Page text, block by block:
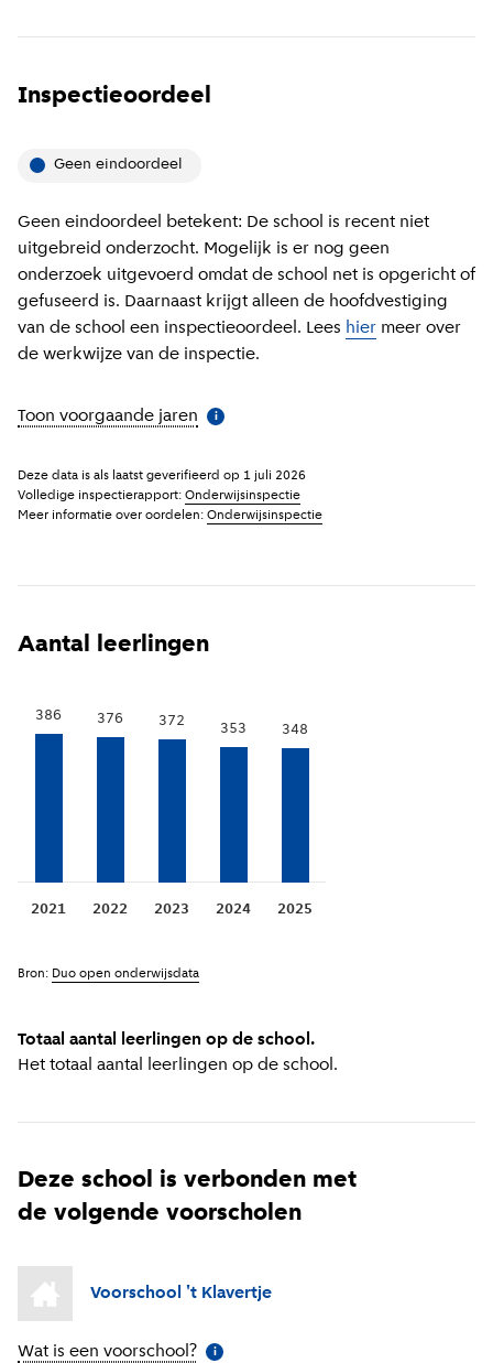
Inspectieoordeel
Geen eindoordeel
Geen eindoordeel betekent: De school is recent niet
uitgebreid onderzocht. Mogelijk is er nog geen
onderzoek uitgevoerd omdat de school net is opgericht of
gefuseerd is. Daarnaast krijgt alleen de hoofdvestiging
van de school een inspectieoordeel. Lees hier meer over
de werkwijze van de inspectie.
Toon voorgaande jaren Meer informatie
i
Deze data is als laatst geverifieerd op 1 juli 2026
Volledige inspectierapport: Onderwijsinspectie
Meer informatie over oordelen: Onderwijsinspectie
Aantal leerlingen
Totaal aantal leerlingen op de school.
Het totaal aantal leerlingen op de school.
2021
386
2022
376
2023
372
2024
353
2025
348
Bron: Duo open onderwijsdata
Deze school is verbonden met
de volgende voorscholen
Voorschool 't Klavertje
Wat is een voorschool? Meer informatie
i